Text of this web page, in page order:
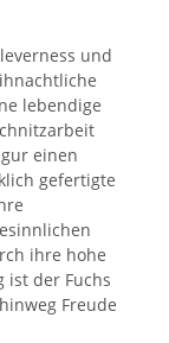
und
lebendige
einen
gefertigte
ihre hohe
ist der Fuchs
Freude